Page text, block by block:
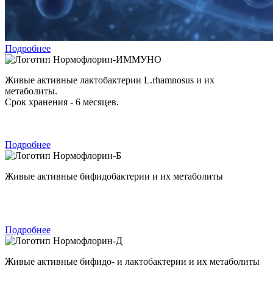
Подробнее
Нормофлорин-ИММУНО
Живые активные лактобактерии L.rhamnosus и их
метаболиты.
Срок хранения - 6 месяцев.
Подробнее
Нормофлорин-Б
Живые активные бифидобактерии и их метаболиты
Подробнее
Нормофлорин-Д
Живые активные бифидо- и лактобактерии и их метаболиты